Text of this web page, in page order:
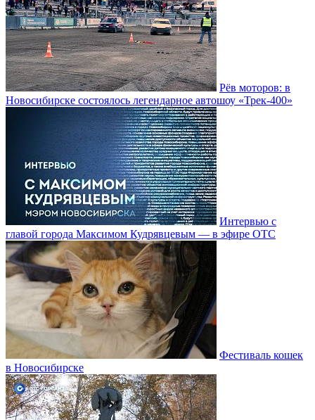
Рёв моторов: в
Новосибирске состоялось легендарное автошоу «Трек-400»
Интервью с
главой города Максимом Кудрявцевым — в эфире ОТС
Фестиваль кошек
в Новосибирске